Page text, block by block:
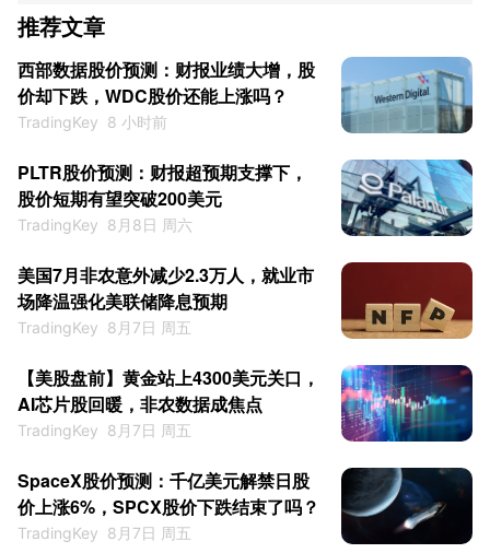
推荐文章
西部数据股价预测：财报业绩大增，股
价却下跌，WDC股价还能上涨吗？
TradingKey 8 小时前
PLTR股价预测：财报超预期支撑下，
股价短期有望突破200美元
TradingKey 8月8日 周六
美国7月非农意外减少2.3万人，就业市
场降温强化美联储降息预期
TradingKey 8月7日 周五
【美股盘前】黄金站上4300美元关口，
AI芯片股回暖，非农数据成焦点
TradingKey 8月7日 周五
SpaceX股价预测：千亿美元解禁日股
价上涨6%，SPCX股价下跌结束了吗？
TradingKey 8月7日 周五